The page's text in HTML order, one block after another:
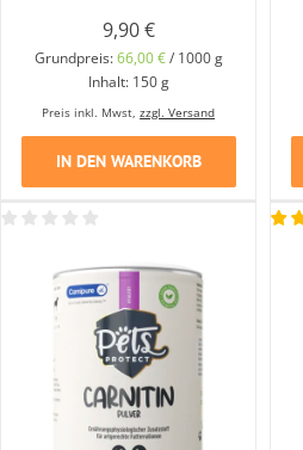
9,90€
Grundpreis:66,00€/ 1000 g
Inhalt: 150g
Preis inkl. Mwst,zzgl. Versand
IN DEN WARENKORB